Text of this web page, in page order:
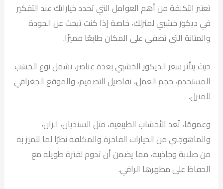
تعتبر التكلفة من أهم العوامل التي تحدد خياراتك عند التفكير
في ديكور خشبي لمنزلك، خاصة إذا كنت تبحث عن الجودة
والمتانة التي تضفي على المكان طابعًا مميزًا.
حيث يتأثر سعر الديكور الخشبي بعدة عناصر، تشمل نوع الخشب
المستخدم، حجم العمل، تفاصيل التصميم، والموقع الجغرافي
للمنزل.
وعمومًا، تُعد الأخشاب الطبيعية، مثل السنديان، الزان،
والماهوجني من الخيارات الفاخرة والمكلفة نظرًا لما تتميز به
من صلابة وجاذبية، مما يضمن أن تدوم لفترة طويلة مع
الحفاظ على مظهرها الراقي.